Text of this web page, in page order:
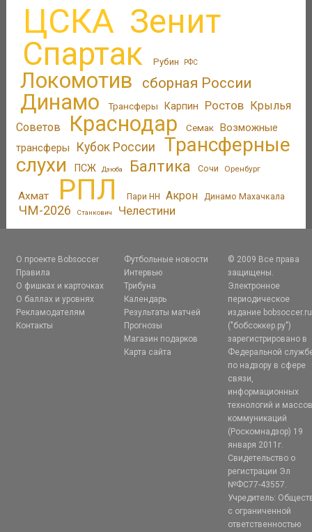
ЦСКА Зенит
Спартак Рубин РФС
Локомотив сборная России
Динамо Трансферы Карпин Ростов Крылья
Советов
Краснодар Семак Возможные
трансферы
Кубок России
Трансферные
слухи
ПСЖ Дзюба Балтика Сочи Оренбург
Ахмат РПЛ Пари НН Акрон Динамо Махачкала
ЧМ-2026 Станкович Челестини
О проекте Bobsoccer
Правила
О фишках и карточках
О баллах и уровнях
Рекламодателям
Контакты
Футбольные новости
Интервью
Трибуна
Календарь
Результаты матчей
Прогнозы
Магазин подарков
Карта сайта
© 2009 Все права
защищены.
Электронное
периодическое
издание bobsoccer.ru
("бобсоккер.ру")
зарегистрировано в
Федеральной
по надзору в сфере
связи,
информационных
технологий и
коммуникаций
(Роскомнадзор) 19
января 2011г.
Свидетельство о
регистрации Эл
№ФС77-43557.
Учредитель:
с ограниченной
ответственностью